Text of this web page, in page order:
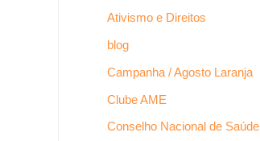
Ativismo e Direitos
blog
Campanha / Agosto Laranja
Clube AME
Conselho Nacional de Saúde